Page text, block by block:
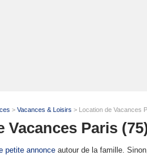
> Vacances & Loisirs > Location de Vacances
Vacances Paris
petite annonce autour de la famille.